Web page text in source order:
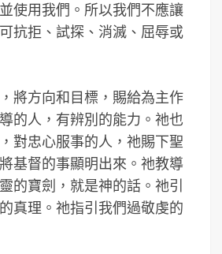
使用我們。所以我們不應讓
抗拒、試探、消滅、屈辱或
將方向和目標，賜給為主作
的人，有辨別的能力。祂也
對忠心服事的人，祂賜下聖
基督的事顯明出來。祂教導
的寶劍，就是神的話。祂引
真理。祂指引我們過敬虔的